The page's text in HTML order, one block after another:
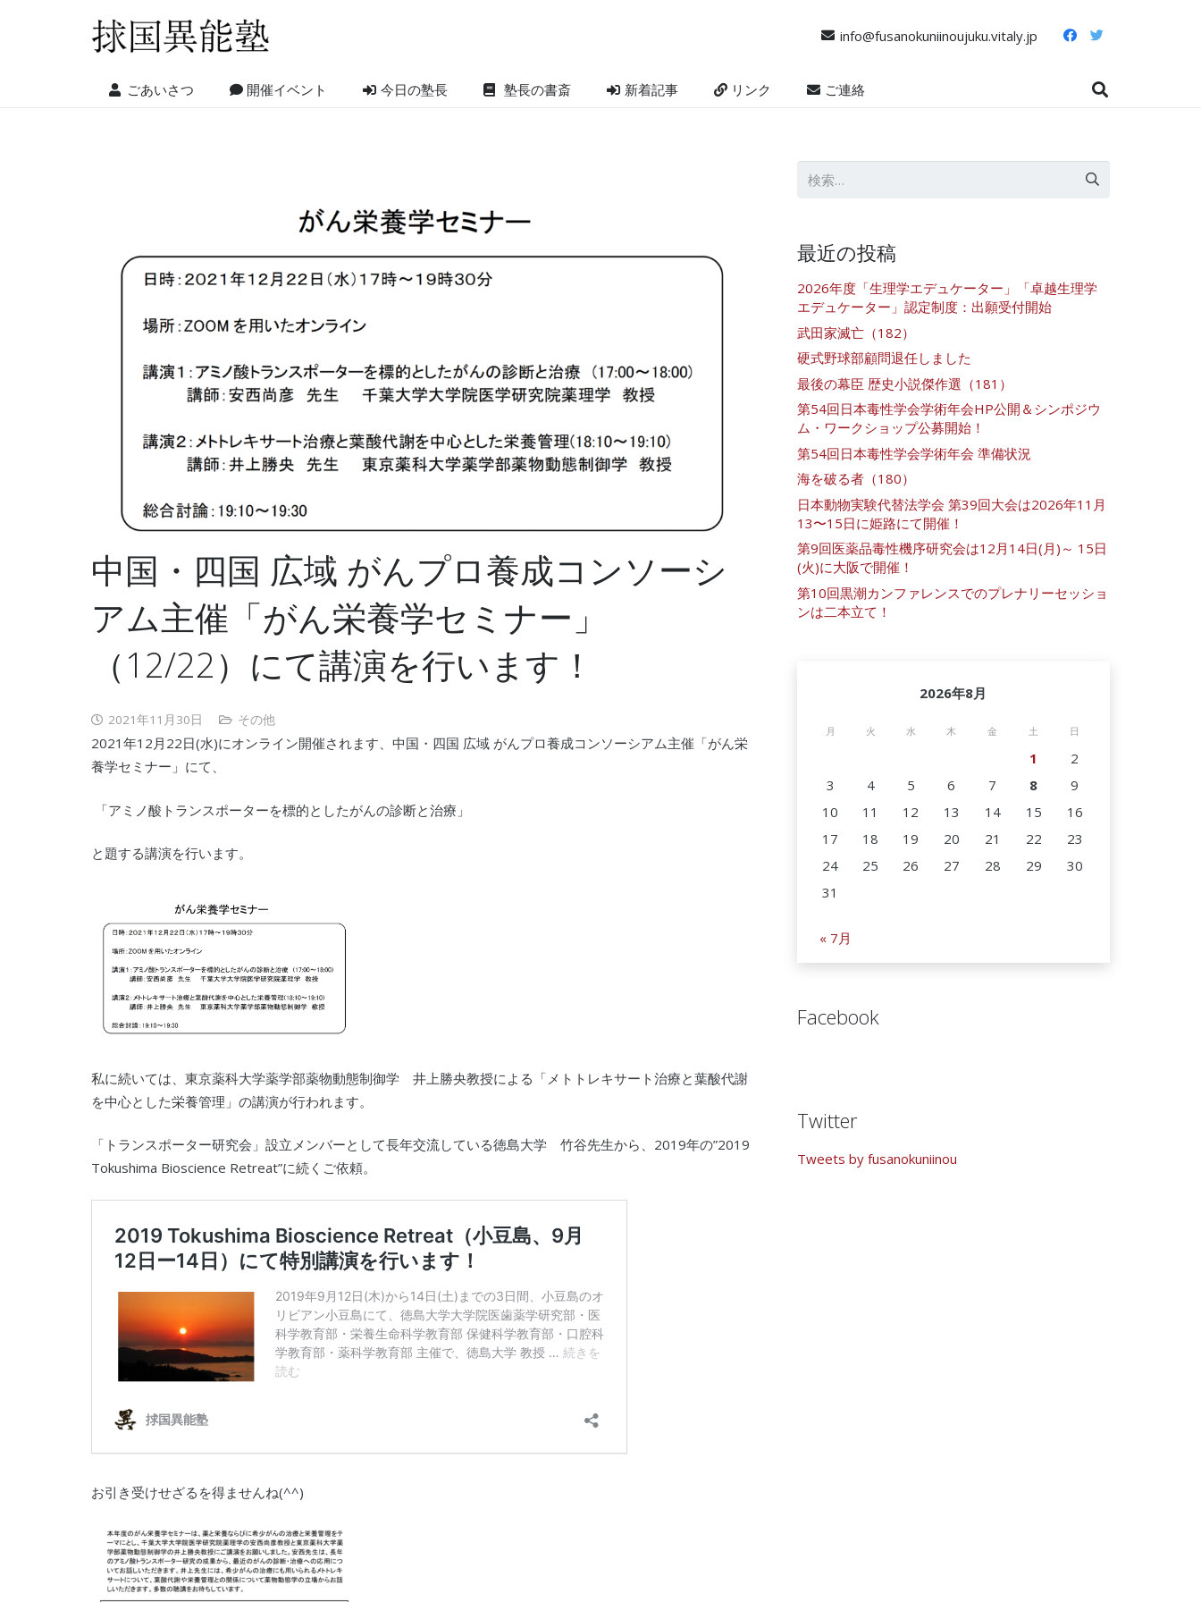
info@fusanokuniinoujuku.vitaly.jp
ごあいさつ 開催イベント 今日の塾長 塾長の書斎 新着記事 リンク ご連絡
中国・四国 広域 がんプロ養成コンソーシ
アム主催「がん栄養学セミナー」
（12/22）にて講演を行います！
2021年11月30日 その他
2021年12月22日(水)にオンライン開催されます、中国・四国 広域 がんプロ養成コンソーシアム主催「がん栄
養学セミナー」にて、
「アミノ酸トランスポーターを標的としたがんの診断と治療」
と題する講演を行います。
私に続いては、東京薬科大学薬学部薬物動態制御学 井上勝央教授による「メトトレキサート治療と葉酸代謝
を中心とした栄養管理」の講演が行われます。
「トランスポーター研究会」設立メンバーとして長年交流している徳島大学 竹谷先生から、2019年の”2019
Tokushima Bioscience Retreat”に続くご依頼。
お引き受けせざるを得ませんね(^^)
最近の投稿
2026年度「生理学エデュケーター」「卓越生理学
エデュケーター」認定制度：出願受付開始
武田家滅亡（182）
硬式野球部顧問退任しました
最後の幕臣 歴史小説傑作選（181）
第54回日本毒性学会学術年会HP公開＆シンポジウ
ム・ワークショップ公募開始！
第54回日本毒性学会学術年会 準備状況
海を破る者（180）
日本動物実験代替法学会 第39回大会は2026年11月
13〜15日に姫路にて開催！
第9回医薬品毒性機序研究会は12月14日(月)～ 15日
(火)に大阪で開催！
第10回黒潮カンファレンスでのプレナリーセッショ
ンは二本立て！
2026年8月
月 火 水 木 金 土 日
1
2
3
4 5 6 7 8
9
10
11 12 13 14 15
16
17
18 19 20 21 22
23
24
25 26 27 28 29
30
31
« 7月
Facebook
Twitter
Tweets by fusanokuniinou